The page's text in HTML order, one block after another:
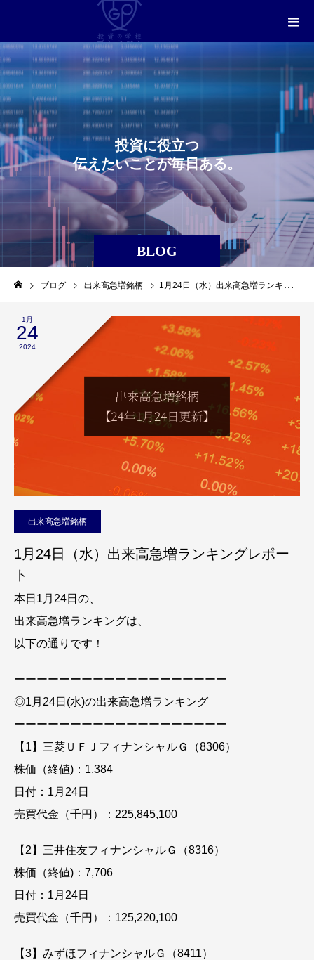
BLOG
投資に役立つ
伝え たいことが毎日ある。
ブログ 出来高急増銘柄 1月24日（水）出来高急増ランキングレポート
1月
24
2024
出来高急増銘柄
1月24日（水）出来高急増ランキングレポー
ト
本日1月24日の、
出来高急増ランキングは、
以下の通りです！
ーーーーーーーーーーーーーーーーーーー
◎1月24日(水)の出来高急増ランキング
ーーーーーーーーーーーーーーーーーーー
【1】三菱ＵＦＪフィナンシャルＧ（8306）
株価（終値)：1,384
日付：1月24日
売買代金（千円）：225,845,100
【2】三井住友フィナンシャルＧ（8316）
株価（終値)：7,706
日付：1月24日
売買代金（千円）：125,220,100
【3】みずほフィナンシャルＧ（8411）